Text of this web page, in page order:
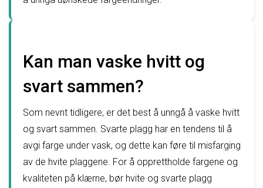
Kan man vaske hvitt og
svart sammen?
Som nevnt tidligere, er det best å unngå å vaske hvitt
og svart sammen. Svarte plagg har en tendens til å
avgi farge under vask, og dette kan føre til misfarging
av de hvite plaggene. For å opprettholde fargene og
kvaliteten på klærne, bør hvite og svarte plagg